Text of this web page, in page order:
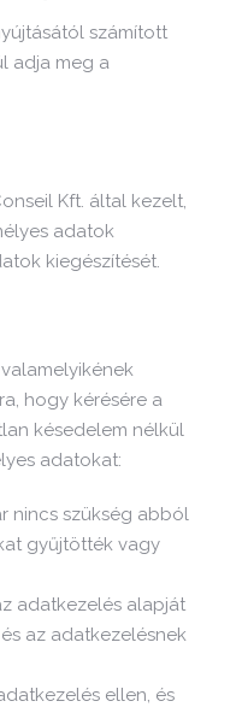
számított
adja meg a
Kft. által kezelt,
adatok
kiegészítését.
hogy kérésére a
késedelem nélkül
adatokat:
nincs szükség abból
gyűjtötték vagy
adatkezelés alapját
az adatkezelésnek
ellen, és